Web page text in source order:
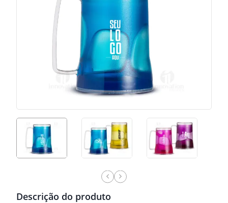
Descrição do produto